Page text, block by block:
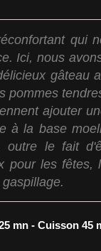
qui
Ici, nous
gâteau
pommes
ajouter
à la base
outre le fait
pour les fêtes,
mn - Cuisson 45